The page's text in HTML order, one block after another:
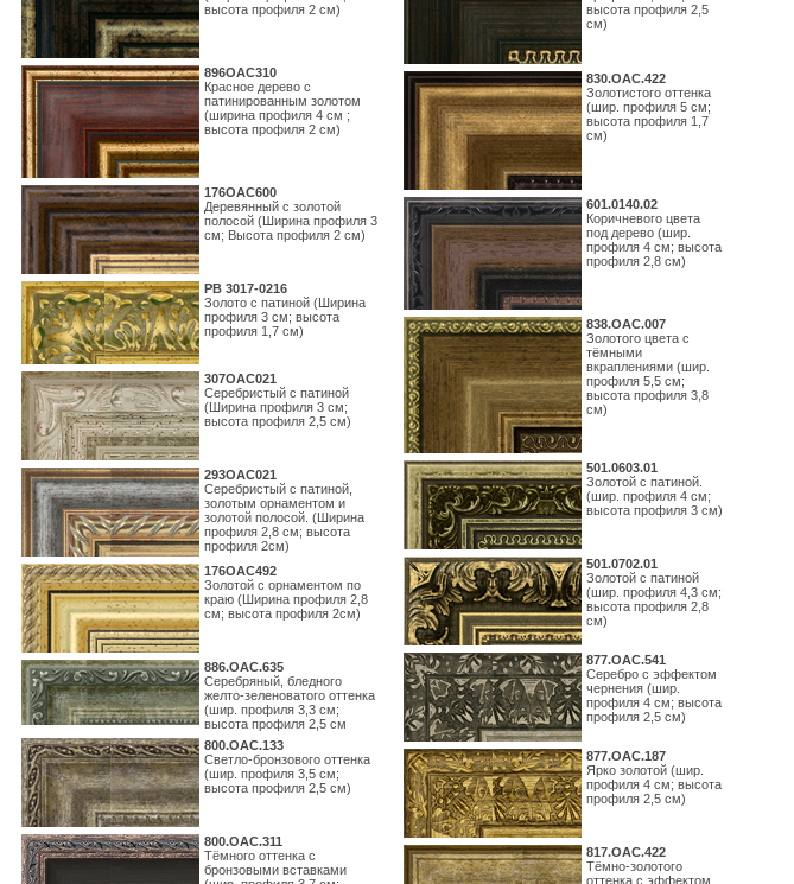
высота профиля 2 см)
896OAC310
Красное дерево с
патинированным золотом
(ширина профиля 4 см ;
высота профиля 2 см)
176OAC600
Деревянный с золотой
полосой (Ширина профиля 3
см; Высота профиля 2 см)
PB 3017-0216
Золото с патиной (Ширина
профиля 3 см; высота
профиля 1,7 см)
307OAC021
Серебристый с патиной
(Ширина профиля 3 см;
высота профиля 2,5 см)
293OAC021
Серебристый с патиной,
золотым орнаментом и
золотой полосой. (Ширина
профиля 2,8 см; высота
профиля 2см)
176OAC492
Золотой с орнаментом по
краю (Ширина профиля 2,8
см; высота профиля 2см)
886.ОАС.635
Серебряный, бледного
желто-зеленоватого оттенка
(шир. профиля 3,3 см;
высота профиля 2,5 см
800.ОАС.133
Светло-бронзового оттенка
(шир. профиля 3,5 см;
высота профиля 2,5 см)
800.ОАС.311
Тёмного оттенка с
бронзовыми вставками
высота профиля 2,5
см)
830.ОАС.422
Золотистого оттенка
(шир. профиля 5 см;
высота профиля 1,7
см)
601.0140.02
Коричневого цвета
под дерево (шир.
профиля 4 см; высота
профиля 2,8 см)
838.ОАС.007
Золотого цвета с
тёмными
вкраплениями (шир.
профиля 5,5 см;
высота профиля 3,8
см)
501.0603.01
Золотой с патиной.
(шир. профиля 4 см;
высота профиля 3 см)
501.0702.01
Золотой с патиной
(шир. профиля 4,3 см;
высота профиля 2,8
см)
877.ОАС.541
Серебро с эффектом
чернения (шир.
профиля 4 см; высота
профиля 2,5 см)
877.ОАС.187
Ярко золотой (шир.
профиля 4 см; высота
профиля 2,5 см)
817.ОАС.422
Тёмно-золотого
оттенка с эффектом